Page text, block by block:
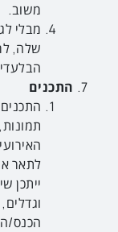
משוב.
מבלי
שלה,
התכנים
לתאר
ייתכן
הכנס/